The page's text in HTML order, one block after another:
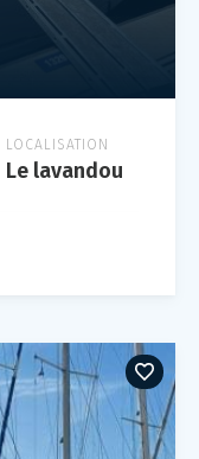
LOCALISATION
Le lavandou